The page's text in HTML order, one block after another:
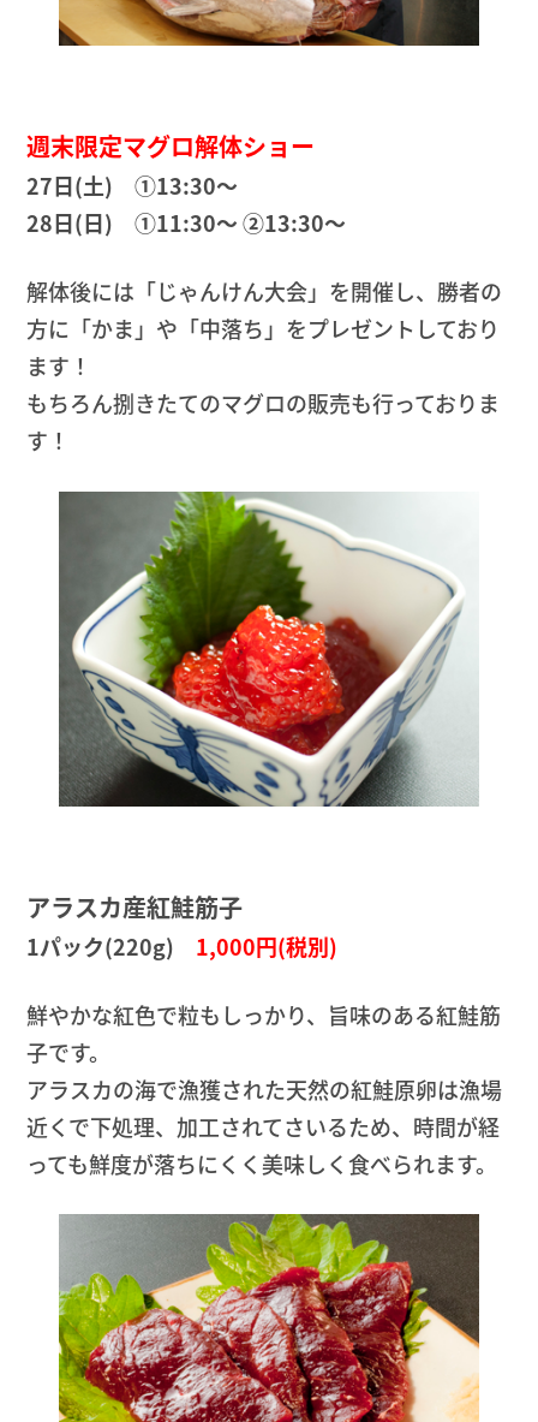
週末限定マグロ解体ショー
27日(土) ①13:30〜
28日(日) ①11:30〜 ②13:30〜
解体後には「じゃんけん大会」を開催し、勝者の
方に「かま」や「中落ち」をプレゼントしており
ます！
もちろん捌きたてのマグロの販売も行っておりま
す！
アラスカ産紅鮭筋子
1パック(220g) 1,000円(税別)
鮮やかな紅色で粒もしっかり、旨味のある紅鮭筋
子です。
アラスカの海で漁獲された天然の紅鮭原卵は漁場
近くで下処理、加工されてさいるため、時間が経
っても鮮度が落ちにくく美味しく食べられます。